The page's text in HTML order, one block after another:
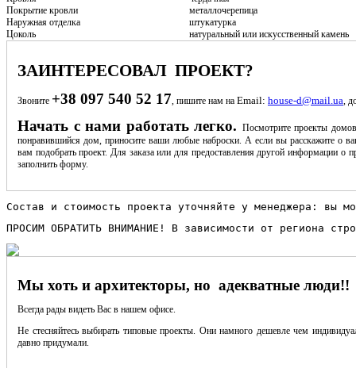
Покрытие кровли
металлочерепица
Наружная отделка
штукатурка
Цоколь
натуральный или искусственный камень
ЗАИНТЕРЕСОВАЛ ПРОЕКТ?
Звоните +38 097 540 52 17 , пишите нам на Email: house-d@mail.ua ,
Начать с нами работать легко. Посмотрите проекты
понравившийся дом, приносите ваши любые наброски. А если вы расскажите о
вам подобрать проект. Для заказа или для предоставления другой информации о
заполнить форму.
Состав и стоимость проекта уточняйте у менеджера:
ПРОСИМ ОБРАТИТЬ ВНИМАНИЕ! В зависимости от региона
Мы хоть и архитекторы, но адекватные люди!!
Всегда рады видеть Вас в нашем офисе.
Не стесняйтесь выбирать типовые проекты. Они намного дешевле чем
давно придумали.